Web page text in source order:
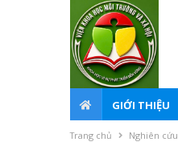
GIỚI THIỆU
Trang chủ Nghiên